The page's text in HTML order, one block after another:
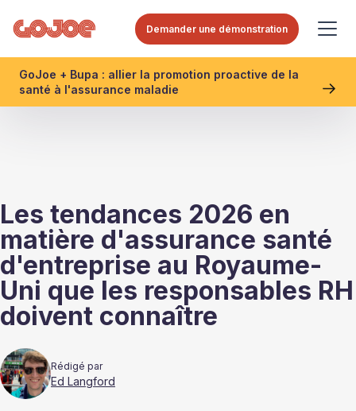
Demander une démonstration
GoJoe + Bupa : allier la promotion proactive de la
santé à l'assurance maladie
Les tendances 2026 en
matière d'assurance santé
d'entreprise au Royaume-
Uni que les responsables RH
doivent connaître
Rédigé par
Ed Langford